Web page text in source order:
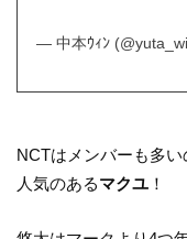
— 中本ｳｨﾝ
NCTはメンバーも多
人気のあるマクユ ！